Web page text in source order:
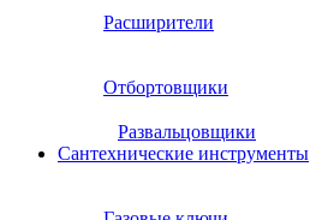
Расширители
Отбортовщики
Развальцовщики
Сантехнические инcтрументы